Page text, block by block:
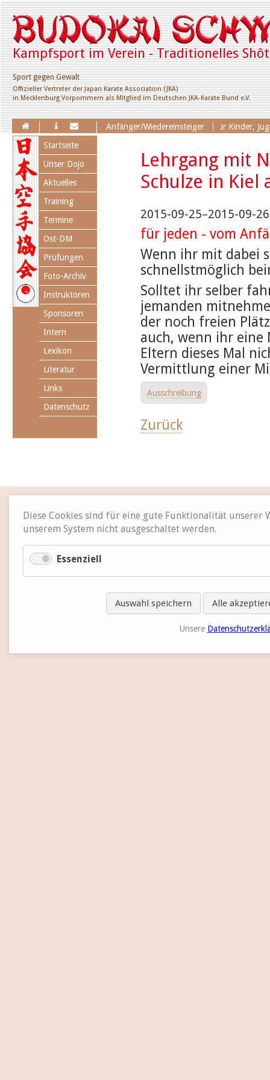
Kampfsport im Verein - Traditionelles
Sport gegen Gewalt
Offizieller Vertreter der Japan Karate Association (JKA)
in Mecklenburg Vorpommern als Mitglied im Deutschen JKA-Karate Bund e.V.
Anfänger/Wiedereinsteiger
Erweiterung des Trainingsangebotes für Kinder,
Lehrgang mit
Schulze in Kiel
2015-09-25–2015-09-26
für jeden - vom
Wenn ihr mit dabei
schnellstmöglich
Solltet ihr selber
jemanden
der noch freien
auch, wenn ihr
Eltern dieses Mal
Vermittlung einer
Ausschreibung
Zurück
Navigation
überspringen
Startseite
Unser Dojo
Aktuelles
Training
Termine
Ost-DM
Prüfungen
Foto-Archiv
Instruktoren
Sponsoren
Intern
Lexikon
Literatur
Links
Datenschutz
Diese Cookies sind für eine gute Funktionalität
unserem System nicht ausgeschaltet werden.
Essenziell
Auswahl speichern Alle
Unsere